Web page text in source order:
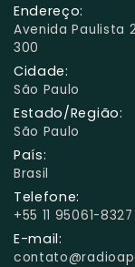
Endereço:
Avenida Paulista
300
Cidade:
São Paulo
Estado/Região:
São Paulo
País:
Brasil
Telefone:
+55 11 95061-8327
E-mail: